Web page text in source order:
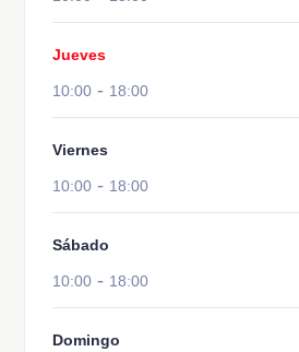
Jueves
10:00 - 18:00
Viernes
10:00 - 18:00
Sábado
10:00 - 18:00
Domingo